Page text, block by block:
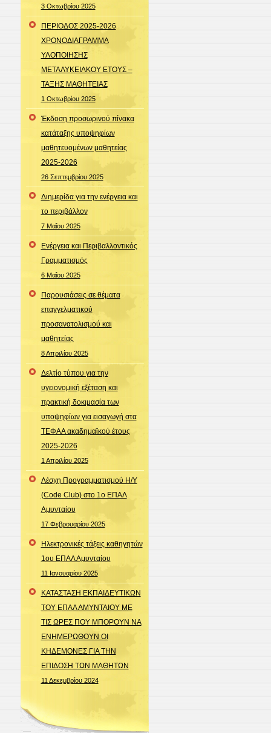
3 Οκτωβρίου 2025
ΠΕΡΙΟΔΟΣ 2025-2026
ΧΡΟΝΟΔΙΑΓΡΑΜΜΑ
ΥΛΟΠΟΙΗΣΗΣ
ΜΕΤΑΛΥΚΕΙΑΚΟΥ ΕΤΟΥΣ –
ΤΑΞΗΣ ΜΑΘΗΤΕΙΑΣ
1 Οκτωβρίου 2025
Έκδοση προσωρινού πίνακα
κατάταξης υποψηφίων
μαθητευομένων μαθητείας
2025-2026
26 Σεπτεμβρίου 2025
Διημερίδα για την ενέργεια και
το περιβάλλον
7 Μαΐου 2025
Ενέργεια και Περιβαλλοντικός
Γραμματισμός
6 Μαΐου 2025
Παρουσιάσεις σε θέματα
επαγγελματικού
προσανατολισμού και
μαθητείας
8 Απριλίου 2025
Δελτίο τύπου για την
υγειονομική εξέταση και
πρακτική δοκιμασία των
υποψηφίων για εισαγωγή στα
ΤΕΦΑΑ ακαδημαϊκού έτους
2025-2026
1 Απριλίου 2025
Λέσχη Προγραμματισμού Η/Υ
(Code Club) στο 1ο ΕΠΑΛ
Αμυνταίου
17 Φεβρουαρίου 2025
Ηλεκτρονικές τάξεις καθηγητών
1ου ΕΠΑΛ Αμυνταίου
11 Ιανουαρίου 2025
ΚΑΤΑΣΤΑΣΗ ΕΚΠΑΙΔΕΥΤΙΚΩΝ
ΤΟΥ ΕΠΑΛ ΑΜΥΝΤΑΙΟΥ ΜΕ
ΤΙΣ ΩΡΕΣ ΠΟΥ ΜΠΟΡΟΥΝ ΝΑ
ΕΝΗΜΕΡΩΘΟΥΝ ΟΙ
ΚΗΔΕΜΟΝΕΣ ΓΙΑ ΤΗΝ
ΕΠΙΔΟΣΗ ΤΩΝ ΜΑΘΗΤΩΝ
11 Δεκεμβρίου 2024